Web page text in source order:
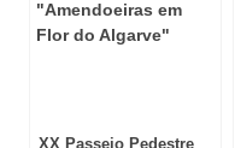
XX Passeio Pedestre